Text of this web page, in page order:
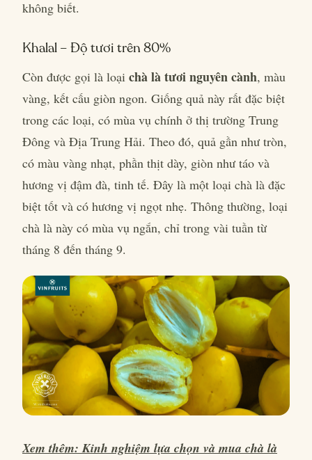
không biết.
Khalal – Độ tươi trên 80%
Còn được gọi là loại chà là tươi nguyên cành, màu
vàng, kết cấu giòn ngon. Giống quả này rất đặc biệt
trong các loại, có mùa vụ chính ở thị trường Trung
Đông và Địa Trung Hải. Theo đó, quả gần như tròn,
có màu vàng nhạt, phần thịt dày, giòn như táo và
hương vị đậm đà, tinh tế. Đây là một loại chà là đặc
biệt tốt và có hương vị ngọt nhẹ. Thông thường, loại
chà là này có mùa vụ ngắn, chỉ trong vài tuần từ
tháng 8 đến tháng 9.
Xem thêm: Kinh nghiệm lựa chọn và mua chà là